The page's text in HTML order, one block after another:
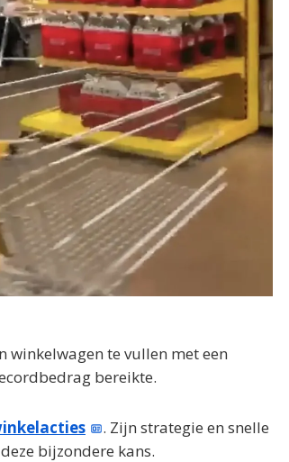
winkelwagen te vullen met een
bereikte.
. Zijn strategie en snelle
bijzondere kans.